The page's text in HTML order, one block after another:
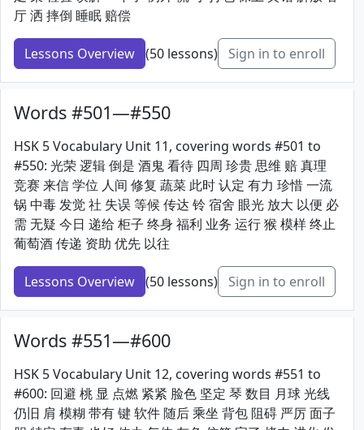
厅 洒 摔倒 睡眠 赔偿
Lessons Overview (50 lessons) Sign in to enroll
Words #501—#550
HSK 5 Vocabulary Unit 11, covering words #501 to
#550: 光荣 逻辑 倒是 酒鬼 看待 四周 珍贵 思维 赔 真理
竞赛 来信 学位 人间 修复 蔬菜 此时 认定 有力 珍惜 一流
锅 中毒 发觉 社 失误 等候 传达 铃 宿舍 眼光 放大 以便 必
需 无疑 今日 递给 柜子 终身 福利 业务 运行 猴 模样 终止
葡萄酒 传递 资助 优先 以往
Lessons Overview (50 lessons) Sign in to enroll
Words #551—#600
HSK 5 Vocabulary Unit 12, covering words #551 to
#600: 回避 桃 显 点燃 紧紧 脸色 坚定 琴 数目 月球 光线
仍旧 肩 模糊 带有 键 软件 随后 乘坐 背包 阻碍 严厉 面子